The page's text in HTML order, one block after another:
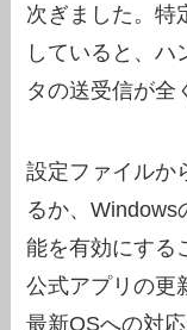
次ぎました。特
していると、ハ
タの送受信が全
設定ファイルか
るか、Windows
能を有効にする
公式アプリの更
最新OSへの対